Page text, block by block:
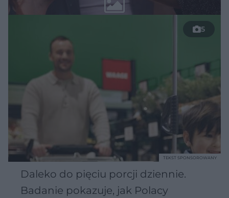
5
Daleko do pięciu porcji dziennie.
Badanie pokazuje, jak Polacy
TEKST SPONSOROWANY